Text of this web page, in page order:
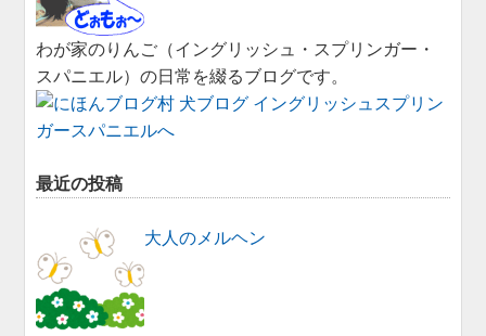
わが家のりんご（イングリッシュ・スプリンガー・
スパニエル）の日常を綴るブログです。
最近の投稿
大人のメルヘン